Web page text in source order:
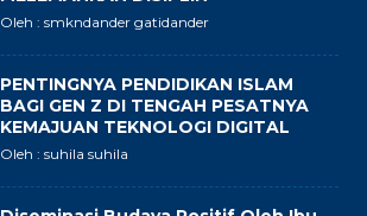
Oleh : smkndander gatidander
PENTINGNYA PENDIDIKAN ISLAM
BAGI GEN Z DI TENGAH PESATNYA
KEMAJUAN TEKNOLOGI DIGITAL
Oleh : suhila suhila